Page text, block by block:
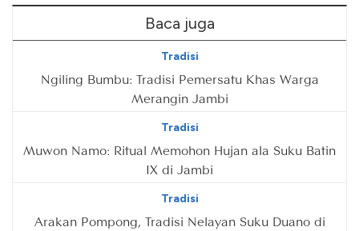
Baca juga
Tradisi
Ngiling Bumbu: Tradisi Pemersatu Khas Warga
Merangin Jambi
Tradisi
Muwon Namo: Ritual Memohon Hujan ala Suku Batin
IX di Jambi
Tradisi
Arakan Pompong, Tradisi Nelayan Suku Duano di